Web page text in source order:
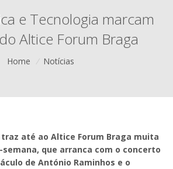
e Tecnologia marcam
Altice Forum Braga
Home / Notícias
até ao Altice Forum Braga muita
que arranca com o concerto
de António Raminhos e o